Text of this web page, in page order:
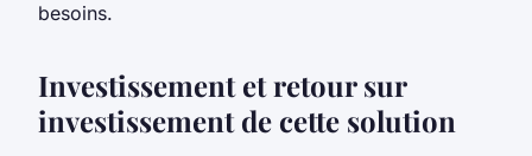
besoins.
Investissement et retour sur
investissement de cette solution